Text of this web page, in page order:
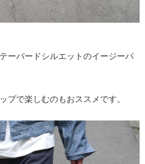
ーパードシルエットのイージーパ
プで楽しむのもおススメです。